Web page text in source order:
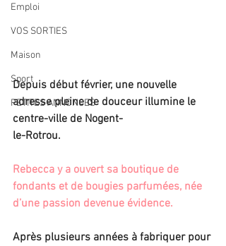
Emploi
VOS SORTIES
Maison
Sport
PETITES ANNONCES
Depuis début février, une nouvelle
adresse pleine de douceur illumine le
centre-ville de Nogent-
le-Rotrou.
Rebecca y a ouvert sa boutique de
fondants et de bougies parfumées, née
d’une passion devenue évidence.
Après plusieurs années à fabriquer pour